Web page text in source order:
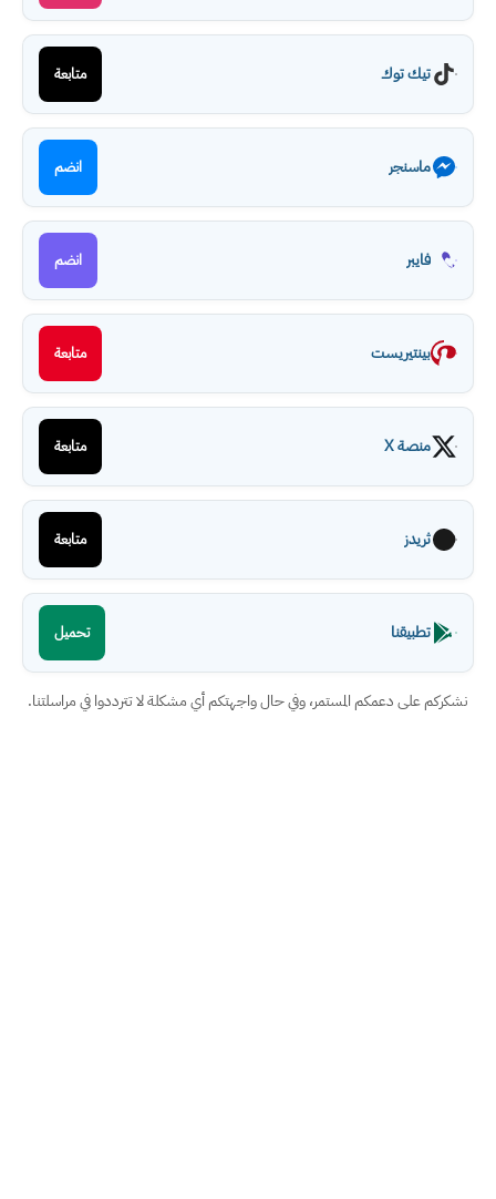
تيك توك متابعة
ماسنجر انضم
فايبر انضم
بينتيريست متابعة
منصة X متابعة
ثريدز متابعة
تطبيقنا تحميل
نشكركم على دعمكم المستمر، وفي حال واجهتكم أي مشكلة لا تترددوا في مراسلتنا.